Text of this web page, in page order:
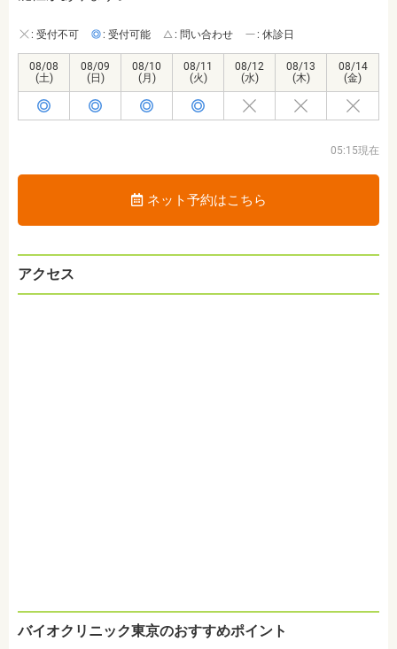
: 受付不可 : 受付可能 : 問い合わせ : 休診日
08/08
(土)
08/09
(日)
08/10
(月)
08/11
(火)
08/12
(水)
08/13
(木)
08/14
(金)
05:15現在
ネット予約はこちら
アクセス
バイオクリニック東京のおすすめポイント